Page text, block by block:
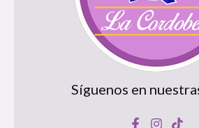
Síguenos en